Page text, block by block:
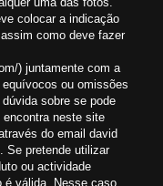
colocar a indicação
como deve fazer
) juntamente com a
ou omissões
sobre se pode
neste site
do email david
Se pretende utilizar
ou actividade
é válida. Nesse caso